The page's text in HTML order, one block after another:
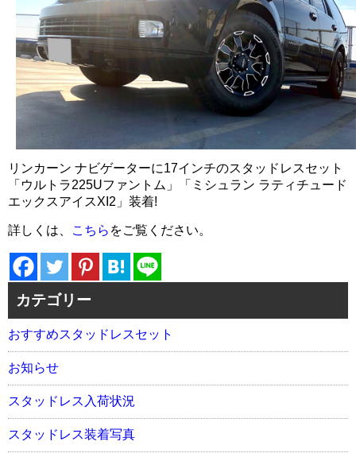
リンカーン ナビゲーターに17インチのスタッドレスセット
「ウルトラ225Uファントム」「ミシュラン ラティチュード
エックスアイスXI2」装着!
詳しくは、 こちら をご覧ください。
カテゴリー
おすすめスタッドレスセット
お知らせ
スタッドレス入荷状況
スタッドレス装着写真